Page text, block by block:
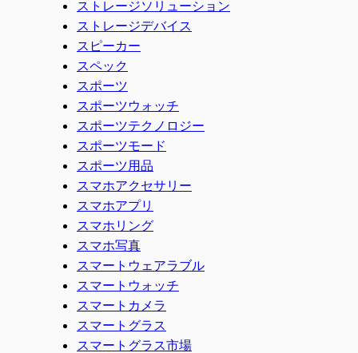
ストレージソリューション
ストレージデバイス
スピーカー
スペック
スポーツ
スポーツウォッチ
スポーツテクノロジー
スポーツモード
スポーツ用品
スマホアクセサリー
スマホアプリ
スマホリング
スマホ写真
スマートウェアラブル
スマートウォッチ
スマートカメラ
スマートグラス
スマートグラス市場